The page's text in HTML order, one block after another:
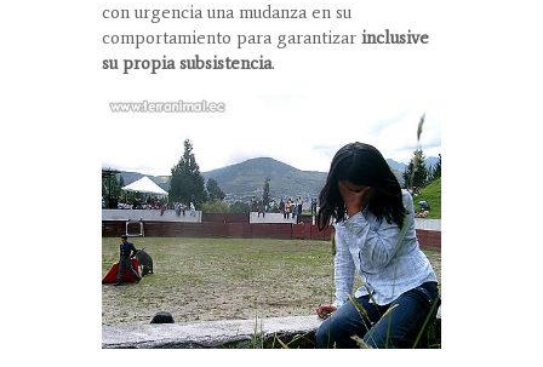
con urgencia una mudanza en su
comportamiento para garantizar inclusive
su propia subsistencia.